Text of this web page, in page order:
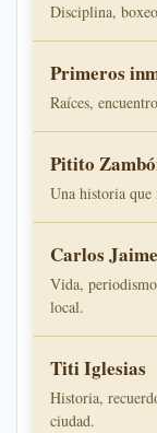
Disciplina,
Primeros
Raíces,
Pitito
Una historia
Carlos
Vida,
local.
Titi Iglesias
Historia,
ciudad.